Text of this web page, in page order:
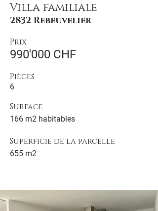
Villa familiale
2832 Rebeuvelier
Prix
990'000 CHF
Pièces
6
Surface
166 m2 habitables
Superficie de la parcelle
655 m2